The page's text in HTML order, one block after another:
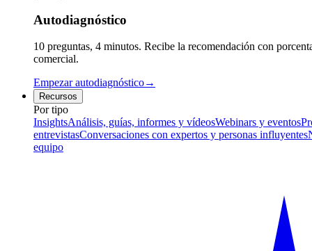
Autodiagnóstico
10 preguntas, 4 minutos. Recibe la recomendación con
comercial.
Empezar autodiagnóstico→
Recursos
Por tipo
InsightsAnálisis, guías, informes y vídeosWebinars y eventos
entrevistasConversaciones con expertos y personas influyentes
equipo